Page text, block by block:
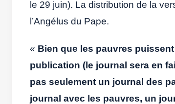
le 29 juin). La distribution de la
l’Angélus du Pape.
« Bien que les pauvres
publication (le journal sera en
pas seulement un journal des
journal avec les pauvres, un